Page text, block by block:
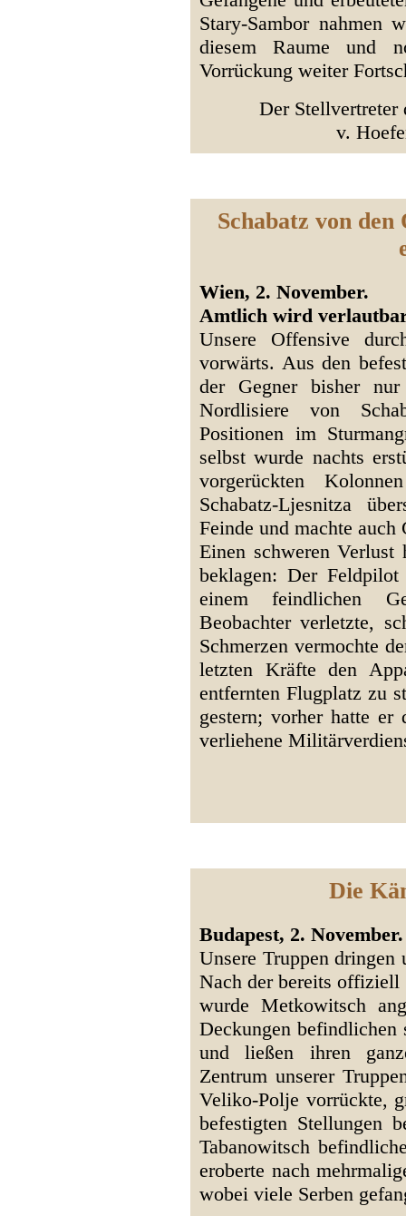
Stary-Sambor nahmen
diesem Raume und
Vorrückung weiter
Der Stellvertreter
v.
Schabatz von
Wien, 2. November.
Amtlich wird
Unsere Offensive
vorwärts. Aus den
der Gegner bisher
Nordlisiere von
Positionen im
selbst wurde nachts
vorgerückten
Schabatz-Ljesnitza
Feinde und machte auch
Einen schweren Verlust
beklagen: Der
einem feindlichen
Beobachter verletzte,
Schmerzen vermochte
letzten Kräfte den
entfernten Flugplatz zu
gestern; vorher hatte er
verliehene
Die
Budapest, 2.
Unsere Truppen
Nach der bereits offiziell
wurde Metkowitsch
Deckungen befindlichen
und ließen ihren
Zentrum unserer
Veliko-Polje vorrückte,
befestigten Stellungen
Tabanowitsch
eroberte nach
wobei viele Serben